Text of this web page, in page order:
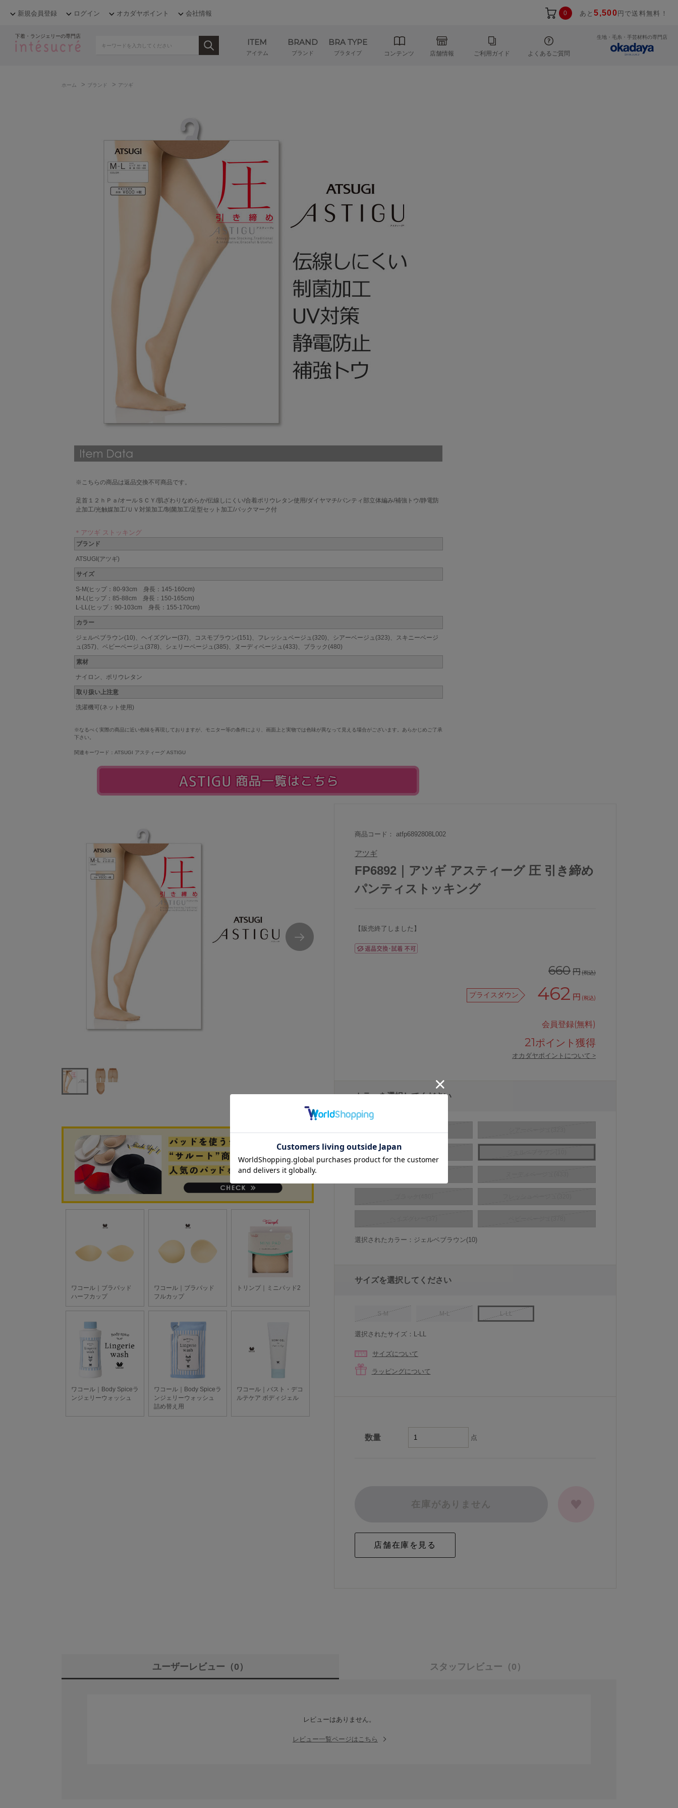
新規会員登録 ログイン オカダヤポイント 会社情報 0 あと5,500 円で送料無料！
下着・ランジェリーの専門店
ITEM
アイテム
BRAND
ブランド
BRA TYPE
ブラタイプ コンテンツ 店舗情報 ご利用ガイド よくあるご質問
生地・毛糸・手芸材料の専門店
ホーム > ブランド > アツギ
※こちらの商品は返品交換不可商品です。
足首１２ｈＰａ/オールＳＣＹ/肌ざわりなめらか/伝線しにくい/合着ポリウレタン使用/ダイヤマチ/パンティ部立体編み/補強トウ/静電防
止加工/光触媒加工/ＵＶ対策加工/制菌加工/足型セット加工/バックマーク付
＊アツギ ストッキング
ブランド
ATSUGI(アツギ)
サイズ
S-M(ヒップ：80-93cm 身長：145-160cm)
M-L(ヒップ：85-88cm 身長：150-165cm)
L-LL(ヒップ：90-103cm 身長：155-170cm)
カラー
ジェルベブラウン(10)、ヘイズグレー(37)、コスモブラウン(151)、フレッシュベージュ(320)、シアーベージュ(323)、スキニーベージ
ュ(357)、ベビーベージュ(378)、シェリーベージュ(385)、ヌーディベージュ(433)、ブラック(480)
素材
ナイロン、ポリウレタン
取り扱い上注意
洗濯機可(ネット使用)
※なるべく実際の商品に近い色味を再現しておりますが、モニター等の条件により、画面上と実物では色味が異なって見える場合がございます。あらかじめご了承
下さい。
関連キーワード：ATSUGI アスティーグ ASTIGU
商品コード： atfp6892808L002
アツギ
FP6892｜アツギ アスティーグ 圧 引き締め
パンティストッキング
【販売終了しました】
660円(税込)
プライスダウン 462 円 (税込)
会員登録(無料)
21ポイント獲得
オカダヤポイントについて >
カラーを選択してください
シェリーベージュ(385)
選択されたカラー：ジェルベブラウン(10)
サイズを選択してください
S-M M-L L-LL
選択されたサイズ：L-LL
サイズについて
ラッピングについて
数量 点
在庫がありません
ユーザーレビュー （0） スタッフレビュー （0）
レビューはありません。
レビュー一覧ページはこちら